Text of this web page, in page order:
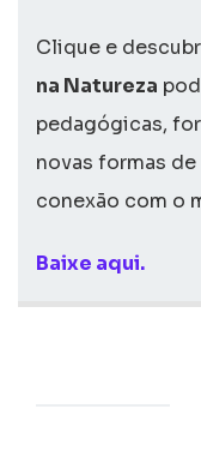
Clique e
na Natureza
pedagógicas,
novas formas de
conexão com o
Baixe aqui.